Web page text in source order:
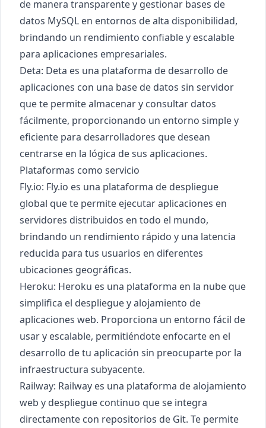
de manera transparente y gestionar bases de
datos MySQL en entornos de alta disponibilidad,
brindando un rendimiento confiable y escalable
para aplicaciones empresariales.
Deta: Deta es una plataforma de desarrollo de
aplicaciones con una base de datos sin servidor
que te permite almacenar y consultar datos
fácilmente, proporcionando un entorno simple y
eficiente para desarrolladores que desean
centrarse en la lógica de sus aplicaciones.
Plataformas como servicio
Fly.io: Fly.io es una plataforma de despliegue
global que te permite ejecutar aplicaciones en
servidores distribuidos en todo el mundo,
brindando un rendimiento rápido y una latencia
reducida para tus usuarios en diferentes
ubicaciones geográficas.
Heroku: Heroku es una plataforma en la nube que
simplifica el despliegue y alojamiento de
aplicaciones web. Proporciona un entorno fácil de
usar y escalable, permitiéndote enfocarte en el
desarrollo de tu aplicación sin preocuparte por la
infraestructura subyacente.
Railway: Railway es una plataforma de alojamiento
web y despliegue continuo que se integra
directamente con repositorios de Git. Te permite